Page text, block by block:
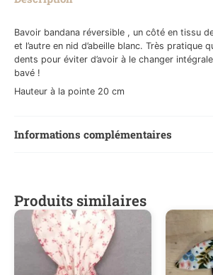
Bavoir bandana réversible , un côté en tissu
et l’autre en nid d’abeille blanc. Très pratique
dents pour éviter d’avoir à le changer
bavé !
Hauteur à la pointe 20 cm
Informations complémentaires
Produits similaires